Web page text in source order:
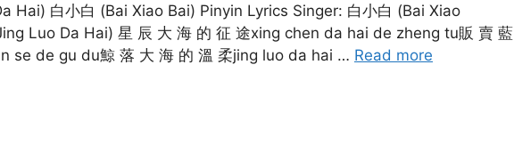
Hai) 白小白 (Bai Xiao Bai) Pinyin Lyrics Singer: 白小白 (Bai Xiao
Luo Da Hai) 星 辰 大 海 的 征 途xing chen da hai de zheng tu販 賣 藍
se de gu du鯨 落 大 海 的 溫 柔jing luo da hai … Read more